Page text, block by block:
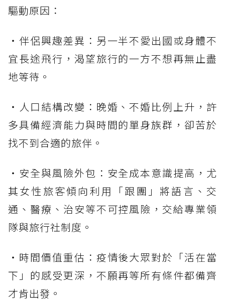
驅動原因：
・伴侶興趣差異：另一半不愛出國或身體不
宜長途飛行，渴望旅行的一方不想再無止盡
地等待。
・人口結構改變：晚婚、不婚比例上升，許
多具備經濟能力與時間的單身族群，卻苦於
找不到合適的旅伴。
・安全與風險外包：安全成本意識提高，尤
其女性旅客傾向利用「跟團」將語言、交
通、醫療、治安等不可控風險，交給專業領
隊與旅行社制度。
・時間價值重估：疫情後大眾對於「活在當
下」的感受更深，不願再等所有條件都備齊
才肯出發。